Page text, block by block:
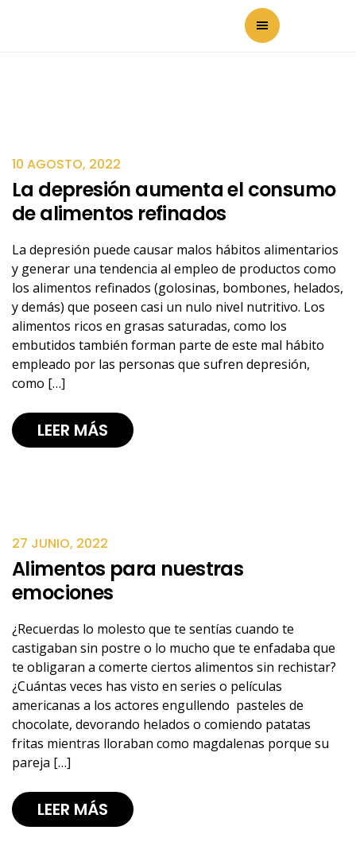
10 AGOSTO, 2022
La depresión aumenta el consumo
de alimentos refinados
La depresión puede causar malos hábitos alimentarios
y generar una tendencia al empleo de productos como
los alimentos refinados (golosinas, bombones, helados,
y demás) que poseen casi un nulo nivel nutritivo. Los
alimentos ricos en grasas saturadas, como los
embutidos también forman parte de este mal hábito
empleado por las personas que sufren depresión,
como […]
LEER MÁS
27 JUNIO, 2022
Alimentos para nuestras
emociones
¿Recuerdas lo molesto que te sentías cuando te
castigaban sin postre o lo mucho que te enfadaba que
te obligaran a comerte ciertos alimentos sin rechistar?
¿Cuántas veces has visto en series o películas
americanas a los actores engullendo pasteles de
chocolate, devorando helados o comiendo patatas
fritas mientras lloraban como magdalenas porque su
pareja […]
LEER MÁS